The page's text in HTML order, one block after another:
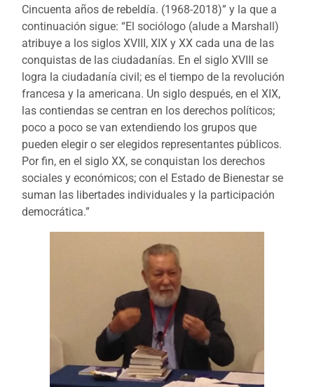
Cincuenta años de rebeldía. (1968-2018)” y la que a
continuación sigue: “El sociólogo (alude a Marshall)
atribuye a los siglos XVIII, XIX y XX cada una de las
conquistas de las ciudadanías. En el siglo XVIII se
logra la ciudadanía civil; es el tiempo de la revolución
francesa y la americana. Un siglo después, en el XIX,
las contiendas se centran en los derechos políticos;
poco a poco se van extendiendo los grupos que
pueden elegir o ser elegidos representantes públicos.
Por fin, en el siglo XX, se conquistan los derechos
sociales y económicos; con el Estado de Bienestar se
suman las libertades individuales y la participación
democrática.”